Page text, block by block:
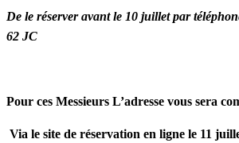
De le réserver avant le 10 juillet par
62 JC
Pour ces Messieurs L’adresse vous sera
Via le site de réservation en ligne le 11